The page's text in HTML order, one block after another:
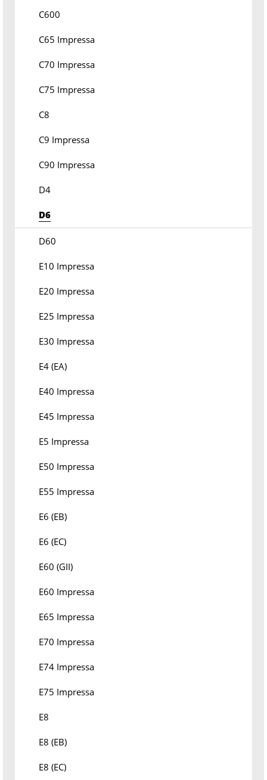
C600
C65 Impressa
C70 Impressa
C75 Impressa
C8
C9 Impressa
C90 Impressa
D4
D6
D60
E10 Impressa
E20 Impressa
E25 Impressa
E30 Impressa
E4 (EA)
E40 Impressa
E45 Impressa
E5 Impressa
E50 Impressa
E55 Impressa
E6 (EB)
E6 (EC)
E60 (GII)
E60 Impressa
E65 Impressa
E70 Impressa
E74 Impressa
E75 Impressa
E8
E8 (EB)
E8 (EC)